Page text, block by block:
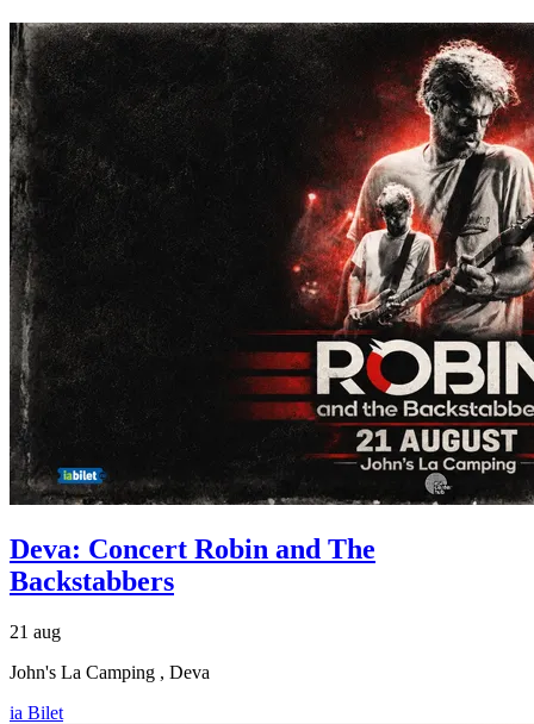
Deva: Concert Robin and The
Backstabbers
21 aug
John's La Camping , Deva
ia Bilet